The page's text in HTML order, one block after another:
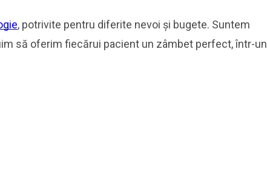
, potrivite pentru diferite nevoi și bugete. Suntem
să oferim fiecărui pacient un zâmbet perfect, într-un